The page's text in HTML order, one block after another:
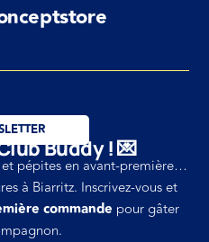
Buddy ! 💌
pépites en avant-première…
à Biarritz. Inscrivez-vous et
commande pour gâter